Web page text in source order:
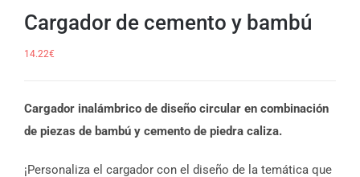
Cargador de cemento y bambú
14.22€
Cargador inalámbrico de diseño circular en combinación
de piezas de bambú y cemento de piedra caliza.
¡Personaliza el cargador con el diseño de la temática que